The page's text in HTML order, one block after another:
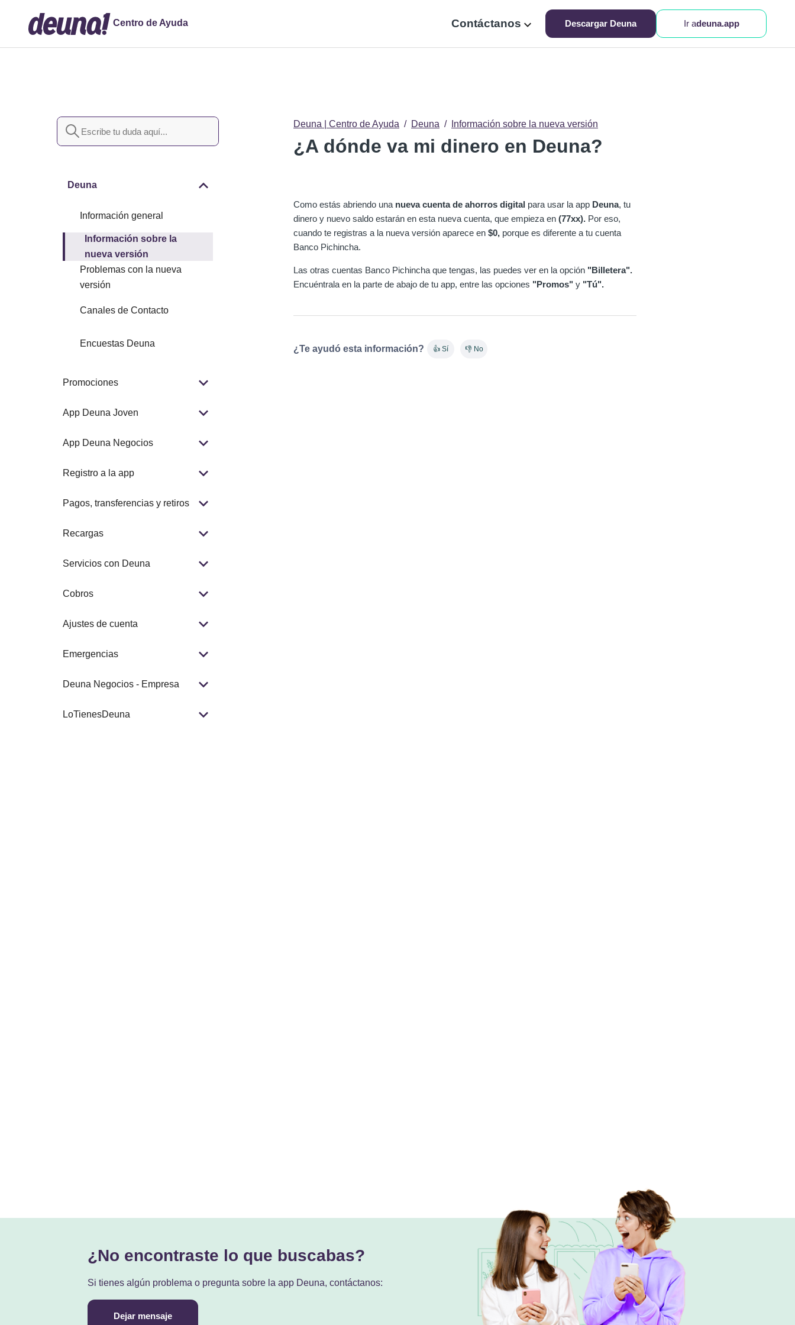
Centro de Ayuda Contáctanos Descargar Deuna Ir adeuna.app
Búsqueda
Deuna
Información general
Información sobre la
nueva versión
Problemas con la nueva
versión
Canales de Contacto
Encuestas Deuna
Promociones
App Deuna Joven
App Deuna Negocios
Registro a la app
Pagos, transferencias y retiros
Recargas
Servicios con Deuna
Cobros
Ajustes de cuenta
Emergencias
Deuna Negocios - Empresa
LoTienesDeuna
Deuna | Centro de Ayuda Deuna Información sobre la nueva versión
¿A dónde va mi dinero en Deuna?
Como estás abriendo una nueva cuenta de ahorros digital para usar la app Deuna, tu
dinero y nuevo saldo estarán en esta nueva cuenta, que empieza en (77xx). Por eso,
cuando te registras a la nueva versión aparece en $0, porque es diferente a tu cuenta
Banco Pichincha.
Las otras cuentas Banco Pichincha que tengas, las puedes ver en la opción "Billetera".
Encuéntrala en la parte de abajo de tu app, entre las opciones "Promos" y "Tú".
¿Te ayudó esta información? 👍 Sí 👎 No
¿No encontraste lo que buscabas?
Si tienes algún problema o pregunta sobre la app Deuna, contáctanos:
Dejar mensaje